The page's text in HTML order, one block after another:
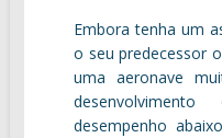
Embora tenha um
o seu predecessor o
uma aeronave
desempenho